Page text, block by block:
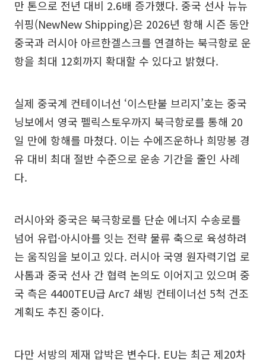
만 톤으로 전년 대비 2.6배 증가했다. 중국 선사 뉴뉴
쉬핑(NewNew Shipping)은 2026년 항해 시즌 동안
중국과 러시아 아르한겔스크를 연결하는 북극항로 운
항을 최대 12회까지 확대할 수 있다고 밝혔다.
실제 중국계 컨테이너선 ‘이스탄불 브리지’호는 중국
닝보에서 영국 펠릭스토우까지 북극항로를 통해 20
일 만에 항해를 마쳤다. 이는 수에즈운하나 희망봉 경
유 대비 최대 절반 수준으로 운송 기간을 줄인 사례
다.
러시아와 중국은 북극항로를 단순 에너지 수송로를
넘어 유럽·아시아를 잇는 전략 물류 축으로 육성하려
는 움직임을 보이고 있다. 러시아 국영 원자력기업 로
사톰과 중국 선사 간 협력 논의도 이어지고 있으며 중
국 측은 4400TEU급 Arc7 쇄빙 컨테이너선 5척 건조
계획도 추진 중이다.
다만 서방의 제재 압박은 변수다. EU는 최근 제20차